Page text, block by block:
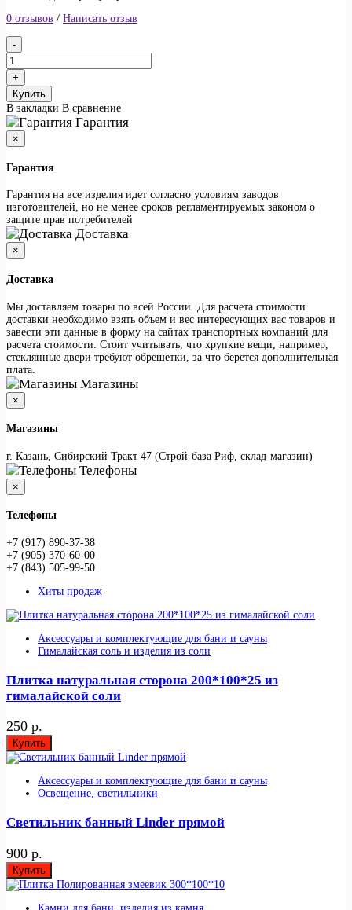
0 отзывов / Написать отзыв
Купить
В закладки В сравнение
Гарантия
×
Гарантия
Гарантия на все изделия идет согласно условиям заводов
изготовителей, но не менее сроков регламентируемых законом о
защите прав потребителей
Доставка
×
Доставка
Мы доставляем товары по всей России. Для расчета стоимости
доставки необходимо взять объем и вес интересующих вас товаров и
завести эти данные в форму на сайтах транспортных компаний для
расчета стоимости. Стоит учитывать, что хрупкие вещи, например,
стеклянные двери требуют обрешетки, за что берется дополнительная
плата.
Магазины
×
Магазины
г. Казань, Сибирский Тракт 47 (Строй-база Риф, склад-магазин)
Телефоны
×
Телефоны
+7 (917) 890-37-38
+7 (905) 370-60-00
+7 (843) 505-99-50
Хиты продаж
Аксессуары и комплектующие для бани и сауны
Гималайская соль и изделия из соли
Плитка натуральная сторона 200*100*25 из
гималайской соли
250 р.
Купить
Аксессуары и комплектующие для бани и сауны
Освещение, светильники
Светильник банный Linder прямой
900 р.
Купить